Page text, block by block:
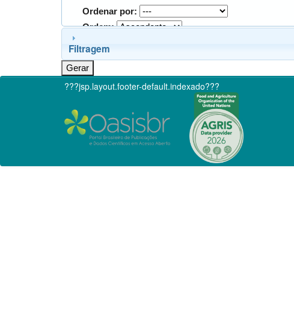
Ordenar por:
Ordem:
Filtragem
???jsp.layout.footer-default.indexado???